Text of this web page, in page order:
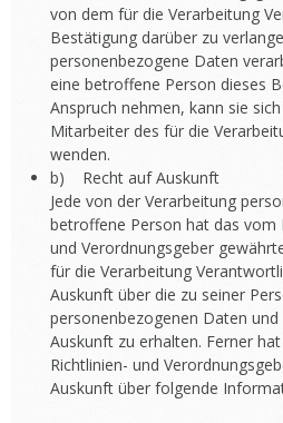
von dem für die Verarbeitung
Bestätigung darüber zu
personenbezogene Daten
eine betroffene Person dieses
Anspruch nehmen, kann sie
Mitarbeiter des für die
wenden.
b) Recht auf Auskunft
Jede von der Verarbeitung
betroffene Person hat das vom
und Verordnungsgeber
für die Verarbeitung
Auskunft über die zu seiner
personenbezogenen Daten
Auskunft zu erhalten. Ferner
Richtlinien- und
Auskunft über folgende